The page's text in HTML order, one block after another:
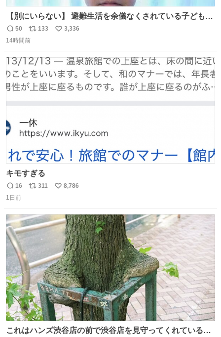
【別にいらない】 避難生活を余儀なくされている子どもた
ちのためにヒカキンボックス1000個を寄付させていただき
ました
返
信
50
リ
ポ
ト
数
133
い
数
3,336
14時間前
キモすぎる
返
信
16
リ
ト
数
311
い
数
8,786
1日前
これはハンズ渋谷店の前で渋谷店を見守ってくれている